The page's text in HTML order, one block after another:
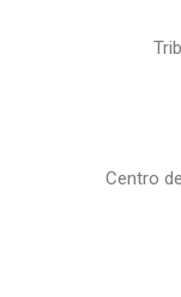
Centro